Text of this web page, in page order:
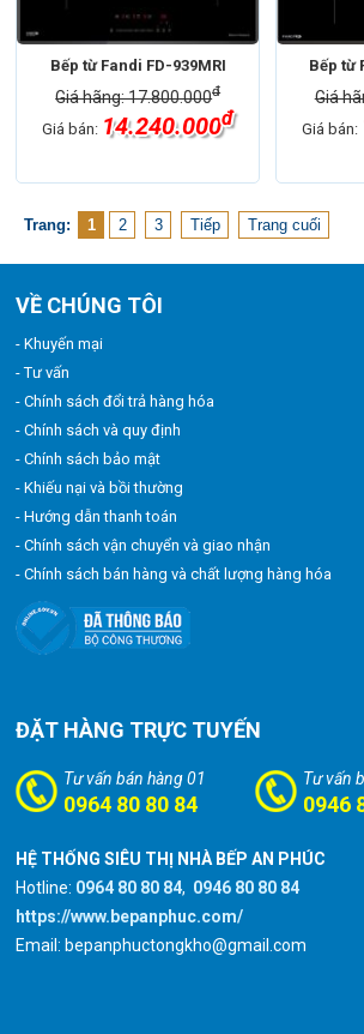
Bếp từ Fandi FD-939MRI
Giá hãng: 17.800.000đ
Giá bán: 14.240.000đ
Bếp từ
Giá
Giá bán:
Trang: 1 2 3 Tiếp Trang cuối
VỀ CHÚNG TÔI
- Khuyến mại
- Tư vấn
- Chính sách đổi trả hàng hóa
- Chính sách và quy định
- Chính sách bảo mật
- Khiếu nại và bồi thường
- Hướng dẫn thanh toán
- Chính sách vận chuyển và giao nhận
- Chính sách bán hàng và chất lượng hàng hóa
ĐẶT HÀNG TRỰC TUYẾN
Tư vấn bán hàng 01
0964 80 80 84
Tư vấn
0946
HỆ THỐNG SIÊU THỊ NHÀ BẾP AN PHÚC
Hotline: 0964 80 80 84, 0946 80 80 84
https://www.bepanphuc.com/
Email: bepanphuctongkho@gmail.com